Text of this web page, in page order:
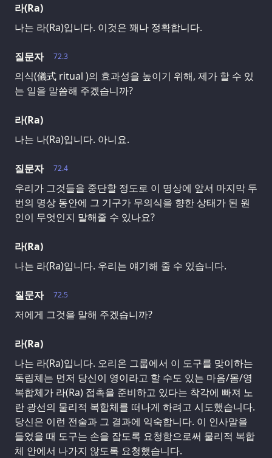
라(Ra)
나는 라(Ra)입니다. 이것은 꽤나 정확합니다.
72.3
질문자
의식(儀式 ritual )의 효과성을 높이기 위해, 제가 할 수 있
는 일을 말씀해 주겠습니까?
라(Ra)
나는 나(Ra)입니다. 아니요.
72.4
질문자
우리가 그것들을 중단할 정도로 이 명상에 앞서 마지막 두
번의 명상 동안에 그 기구가 무의식을 향한 상태가 된 원
인이 무엇인지 말해줄 수 있나요?
라(Ra)
나는 라(Ra)입니다. 우리는 얘기해 줄 수 있습니다.
72.5
질문자
저에게 그것을 말해 주겠습니까?
라(Ra)
나는 라(Ra)입니다. 오리온 그룹에서 이 도구를 맞이하는
독립체는 먼저 당신이 영이라고 할 수도 있는 마음/몸/영
복합체가 라(Ra) 접촉을 준비하고 있다는 착각에 빠져 노
란 광선의 물리적 복합체를 떠나게 하려고 시도했습니다.
당신은 이런 전술과 그 결과에 익숙합니다. 이 인사말을
들었을 때 도구는 손을 잡도록 요청함으로써 물리적 복합
체 안에서 나가지 않도록 요청했습니다.